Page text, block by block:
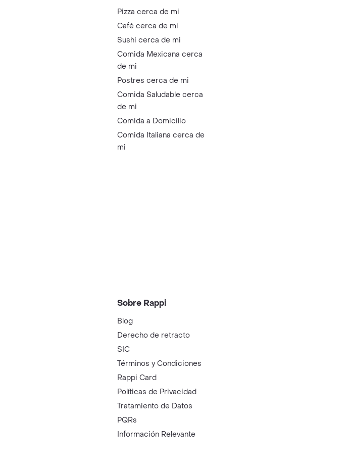
Pizza cerca de mi
Café cerca de mi
Sushi cerca de mi
Comida Mexicana cerca
de mi
Postres cerca de mi
Comida Saludable cerca
de mi
Comida a Domicilio
Comida Italiana cerca de
mi
Sobre Rappi
Blog
Derecho de retracto
SIC
Términos y Condiciones
Rappi Card
Políticas de Privacidad
Tratamiento de Datos
PQRs
Información Relevante